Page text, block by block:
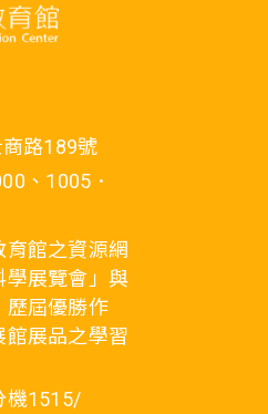
路189號
、1005．
館之資源網
學展覽會」與
歷屆優勝作
館展品之學習
機1515/